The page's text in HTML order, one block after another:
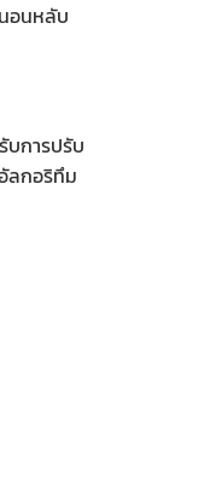
อนหลับ
บการปรับ
ลกอริทึม